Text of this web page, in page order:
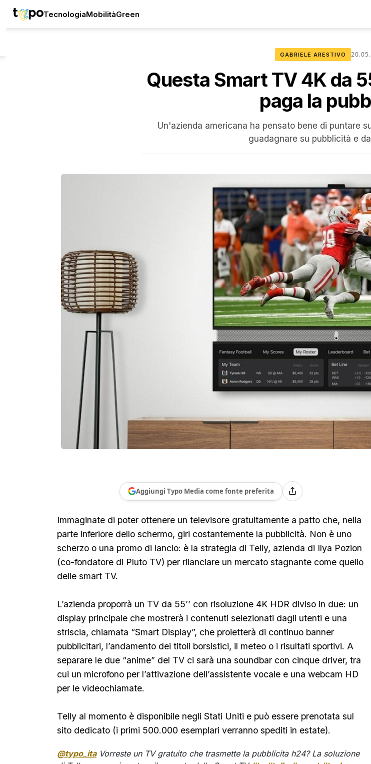
TecnologiaMobilitàGreen
GABRIELE ARESTIVO
Questa Smart TV 4K da
paga la
Un'azienda americana ha pensato bene di puntare
guadagnare su pubblicità e
Aggiungi Typo Media come fonte preferita
Immaginate di poter ottenere un televisore gratuitamente a patto che, nella
parte inferiore dello schermo, giri costantemente la pubblicità. Non è uno
scherzo o una promo di lancio: è la strategia di Telly, azienda di Ilya Pozion
(co-fondatore di Pluto TV) per rilanciare un mercato stagnante come quello
delle smart TV.
L’azienda proporrà un TV da 55’’ con risoluzione 4K HDR diviso in due: un
display principale che mostrerà i contenuti selezionati dagli utenti e una
striscia, chiamata “Smart Display”, che proietterà di continuo banner
pubblicitari, l’andamento dei titoli borsistici, il meteo o i risultati sportivi. A
separare le due “anime” del TV ci sarà una soundbar con cinque driver, tra
cui un microfono per l’attivazione dell’assistente vocale e una webcam HD
per le videochiamate.
Telly al momento è disponibile negli Stati Uniti e può essere prenotata sul
sito dedicato (i primi 500.000 esemplari verranno spediti in estate).
@typo_itaVorreste un TV gratuito che trasmette la pubblicita h24? La soluzione